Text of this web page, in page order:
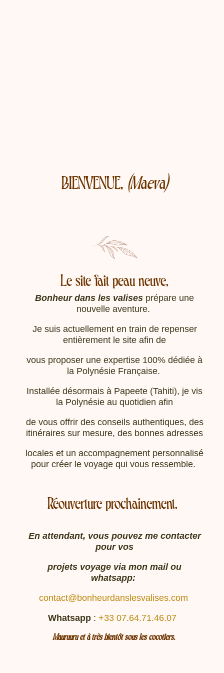
BIENVENUE, (Maeva)
Le site fait peau neuve,
Bonheur dans les valises prépare une
nouvelle aventure.
Je suis actuellement en train de repenser
entièrement le site afin de
vous proposer une expertise 100% dédiée à
la Polynésie Française.
Installée désormais à Papeete (Tahiti), je vis
la Polynésie au quotidien afin
de vous offrir des conseils authentiques, des
itinéraires sur mesure, des bonnes adresses
locales et un accompagnement personnalisé
pour créer le voyage qui vous ressemble.
Réouverture prochainement.
En attendant, vous pouvez me contacter
pour vos
projets voyage via mon mail ou
whatsapp:
contact@bonheurdanslesvalises.com
Whatsapp: +33 07.64.71.46.07
Mauruuru et à très bientôt sous les cocotiers.